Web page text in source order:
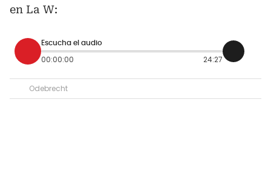
en La W:
Escucha el audio
00:00:00 24:27
Odebrecht